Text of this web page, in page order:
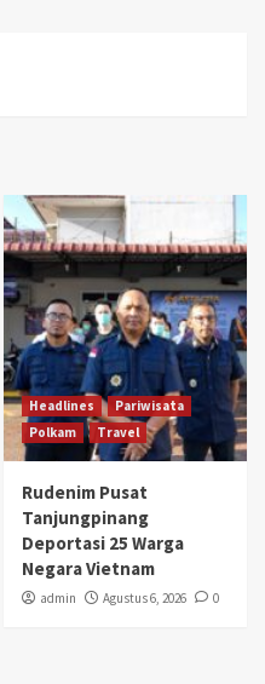
Headlines
Pariwisata
Polkam
Travel
Rudenim Pusat
Tanjungpinang
Deportasi 25 Warga
Negara Vietnam
admin Agustus 6, 2026 0